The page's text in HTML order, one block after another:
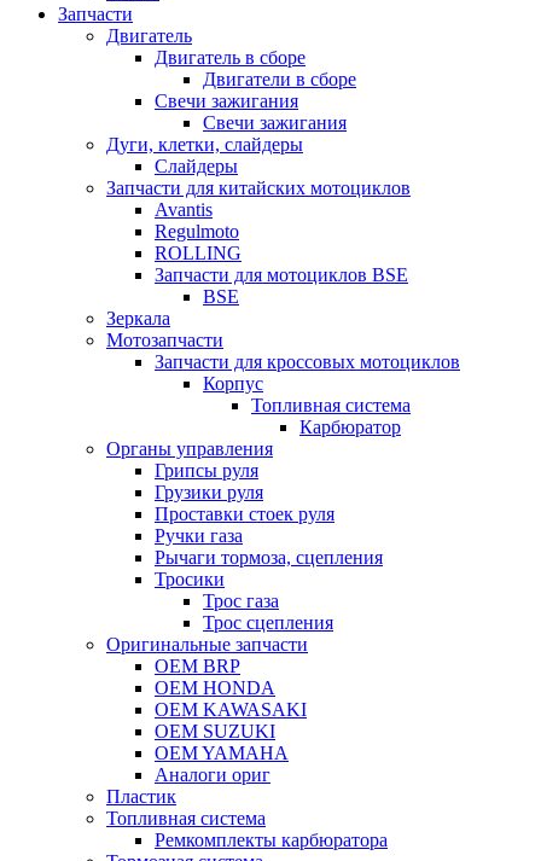
Запчасти
Двигатель
Двигатель в сборе
Двигатели в сборе
Свечи зажигания
Свечи зажигания
Дуги, клетки, слайдеры
Слайдеры
Запчасти для китайских мотоциклов
Avantis
Regulmoto
ROLLING
Запчасти для мотоциклов BSE
BSE
Зеркала
Мотозапчасти
Запчасти для кроссовых мотоциклов
Корпус
Топливная система
Карбюратор
Органы управления
Грипсы руля
Грузики руля
Проставки стоек руля
Ручки газа
Рычаги тормоза, сцепления
Тросики
Трос газа
Трос сцепления
Оригинальные запчасти
OEM BRP
OEM HONDA
OEM KAWASAKI
OEM SUZUKI
OEM YAMAHA
Аналоги ориг
Пластик
Топливная система
Ремкомплекты карбюратора